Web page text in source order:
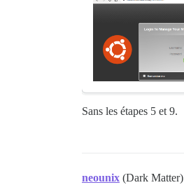
Sans les étapes 5 et 9.
neounix (Dark Matter)